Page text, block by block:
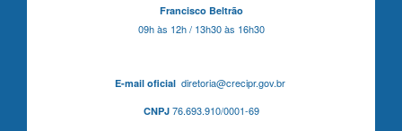
Francisco Beltrão
09h às 12h / 13h30 às 16h30
E-mail oficialdiretoria@crecipr.gov.br
CNPJ76.693.910/0001-69